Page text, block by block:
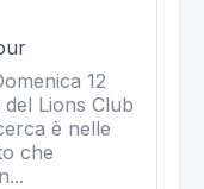
12
Lions Club
è nelle
che